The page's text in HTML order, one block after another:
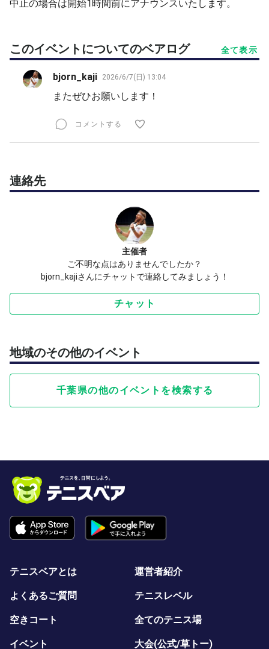
中止の場合は開始1時間前にアナウンスいたします。
このイベントについてのベアログ 全て表示
bjorn_kaji 2026/6/7(日) 13:04
またぜひお願いします！
コメントする
連絡先
主催者
ご不明な点はありませんでしたか？
bjorn_kajiさんにチャットで連絡してみましょう！
チャット
地域のその他のイベント
千葉県の他のイベントを検索する
テニスベアとは 運営者紹介
よくあるご質問 テニスレベル
空きコート 全てのテニス場
イベント 大会(公式/草トー)